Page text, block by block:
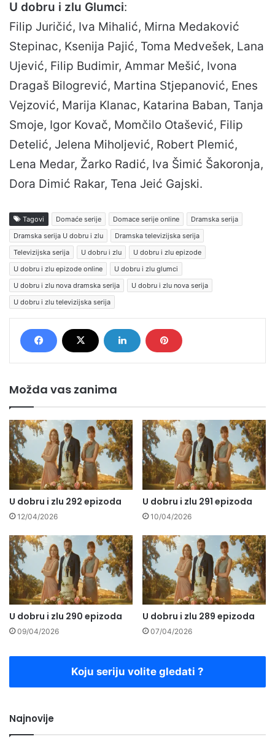
U dobru i zlu Glumci:
Filip Juričić, Iva Mihalić, Mirna Medaković
Stepinac, Ksenija Pajić, Toma Medvešek, Lana
Ujević, Filip Budimir, Ammar Mešić, Ivona
Dragaš Bilogrević, Martina Stjepanović, Enes
Vejzović, Marija Klanac, Katarina Baban, Tanja
Smoje, Igor Kovač, Momčilo Otašević, Filip
Detelić, Jelena Miholjević, Robert Plemić,
Lena Medar, Žarko Radić, Iva Šimić Šakoronja,
Dora Dimić Rakar, Tena Jeić Gajski.
Tagovi Domaće serije Domace serije online
Dramska serija
Dramska serija U dobru i zlu
Dramska televizijska serija
Televizijska serija
U dobru i zlu
U dobru i zlu epizode
U dobru i zlu epizode online
U dobru i zlu glumci
U dobru i zlu nova dramska serija
U dobru i zlu nova serija
U dobru i zlu televizijska serija
Možda vas zanima
U dobru i zlu 292 epizoda
12/04/2026
U dobru i zlu 291 epizoda
10/04/2026
U dobru i zlu 290 epizoda
09/04/2026
U dobru i zlu 289 epizoda
07/04/2026
Koju seriju volite gledati ?
Najnovije